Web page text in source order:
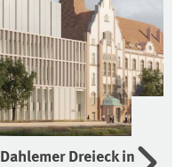
Dreieck in